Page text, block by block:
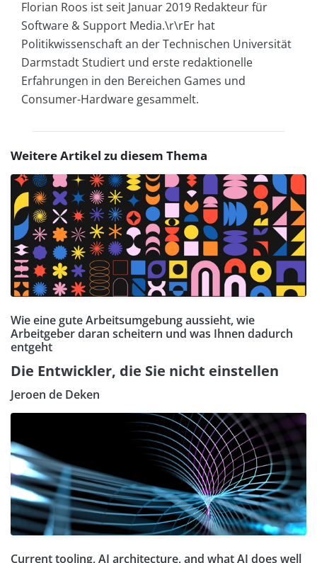
Florian Roos ist seit Januar 2019 Redakteur für
Software & Support Media.\r\rEr hat
Politikwissenschaft an der Technischen Universität
Darmstadt Studiert und erste redaktionelle
Erfahrungen in den Bereichen Games und
Consumer-Hardware gesammelt.
Weitere Artikel zu diesem Thema
Wie eine gute Arbeitsumgebung aussieht, wie
Arbeitgeber daran scheitern und was Ihnen dadurch
entgeht
Die Entwickler, die Sie nicht einstellen
Jeroen de Deken
Current tooling, AI architecture, and what AI does well